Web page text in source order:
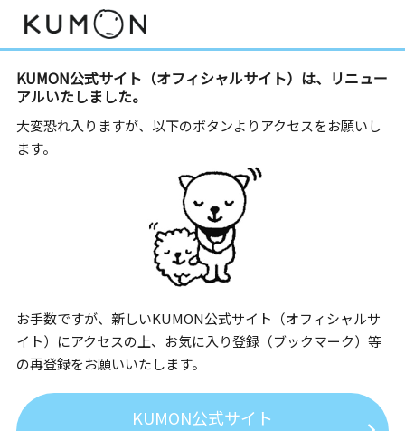
KUMON公式サイト（オフィシャルサイト）は、リニュー
アルいたしました。
大変恐れ入りますが、以下のボタンよりアクセスをお願いし
ます。
お手数ですが、新しいKUMON公式サイト（オフィシャルサ
イト）にアクセスの上、お気に入り登録（ブックマーク）等
の再登録をお願いいたします。
KUMON公式サイト